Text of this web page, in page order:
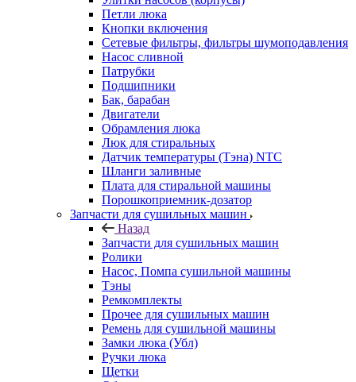
Петли люка
Кнопки включения
Сетевые фильтры, фильтры шумоподавления
Насос сливной
Патрубки
Подшипники
Бак, барабан
Двигатели
Обрамления люка
Люк для стиральных
Датчик температуры (Тэна) NTC
Шланги заливные
Плата для стиральной машины
Порошкоприемник-дозатор
Запчасти для сушильных машин
Назад
Запчасти для сушильных машин
Ролики
Насос, Помпа сушильной машины
Тэны
Ремкомплекты
Прочее для сушильных машин
Ремень для сушильной машины
Замки люка (Убл)
Ручки люка
Щетки